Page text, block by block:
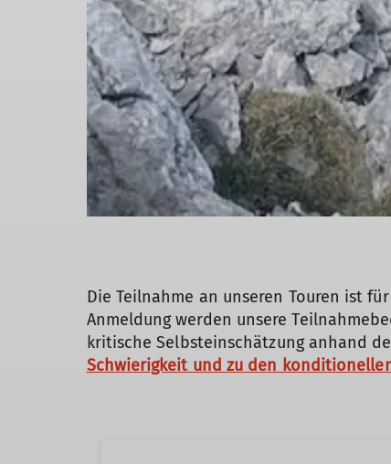
Die Teilnahme an unseren Touren ist
Anmeldung werden unsere
kritische Selbsteinschätzung anhand
Schwierigkeit und zu den